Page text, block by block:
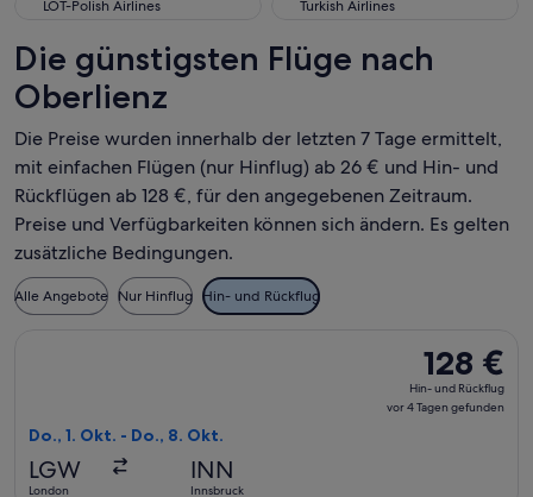
LOT-Polish Airlines Turkish Airlines
Die günstigsten Flüge nach
Oberlienz
Die Preise wurden innerhalb der letzten 7 Tage ermittelt,
mit einfachen Flügen (nur Hinflug) ab 26 € und Hin- und
Rückflügen ab 128 €, für den angegebenen Zeitraum.
Preise und Verfügbarkeiten können sich ändern. Es gelten
zusätzliche Bedingungen.
Alle Angebote Nur Hinflug Hin- und Rückflug
128 €
Hin-
und
128 €
Hin- und Rückflug
vor 4 Tagen gefunden
Do., 1. Okt. - Do., 8. Okt.
LGW
London
INN
Innsbruck